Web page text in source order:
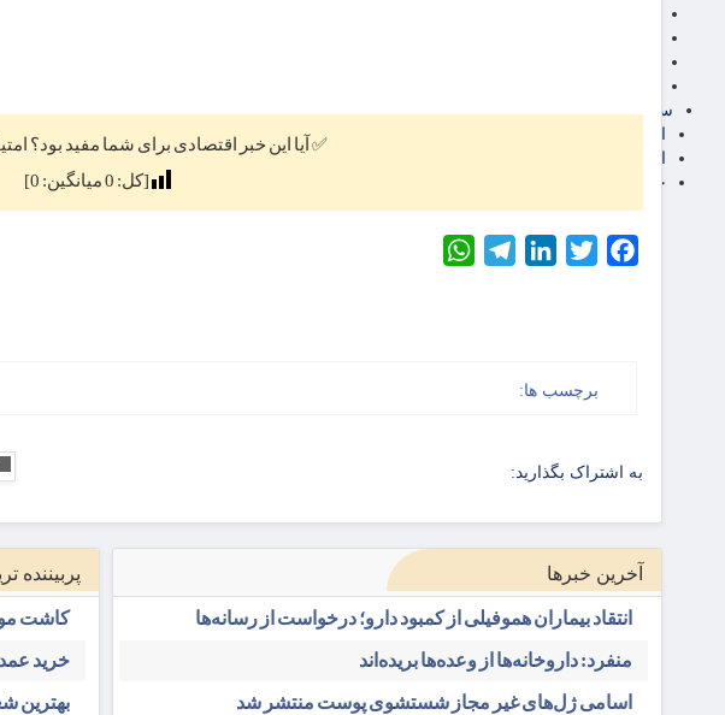
سایر رسانه ها
خرید انواع دیزل ژنراتور
✅ آیا این خبر اقتصادی برای شما مفید بود؟
[کل: 0میانگین: 0
]
Facebook
Twitter
LinkedIn
Telegram
برچسب ها:
به اشتراک بگذارید:
آخرین خبرها
انتقاد بیماران هموفیلی از کمبود دارو؛ درخواست از رسانه‌ها
منفرد: داروخانه‌ها از وعده‌ها بریده‌اند
اسامی ژل‌های غیر مجاز شستشوی پوست منتشر شد
پربیننده
کاشت
خرید
بهترین